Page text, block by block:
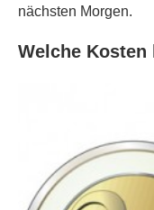
nächsten Morgen.
Welche Kosten